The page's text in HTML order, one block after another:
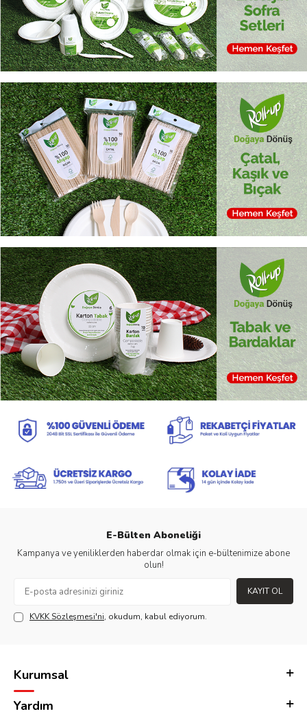
E-Bülten Aboneliği
Kampanya ve yeniliklerden haberdar olmak için e-bültenimize abone
olun!
KAYIT OL
KVKK Sözleşmesi'ni, okudum, kabul ediyorum.
Kurumsal
Yardım